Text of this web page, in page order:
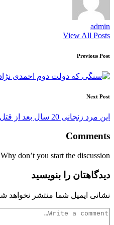
admin
View All Posts
Post
navigation
Previous Post
Next Post
این مرد زنجانی 20 سال بعد از قتل زن و بچه اش به دام افتاد!
Comments
don’t you start the discussion?
دیدگاهتان را بنویسید
نشانی ایمیل شما منتشر نخواهد